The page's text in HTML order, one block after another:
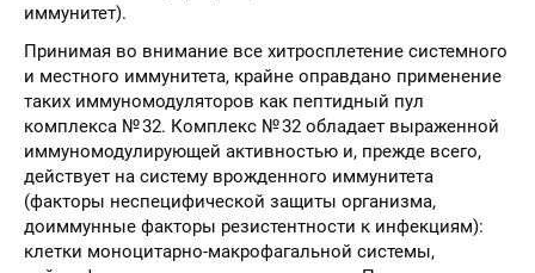
иммунитет).
Принимая во внимание все хитросплетение системного
и местного иммунитета, крайне оправдано применение
таких иммуномодуляторов как пептидный пул
комплекса № 32. Комплекс № 32 обладает выраженной
иммуномодулирующей активностью и, прежде всего,
действует на систему врожденного иммунитета
(факторы неспецифической защиты организма,
доиммунные факторы резистентности к инфекциям):
клетки моноцитарно-макрофагальной системы,